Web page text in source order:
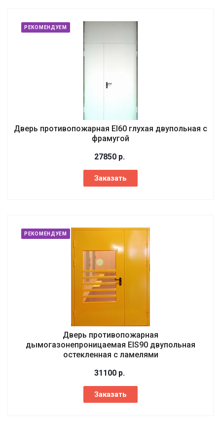
РЕКОМЕНДУЕМ
Дверь противопожарная EI60 глухая двупольная с
фрамугой
27850 р.
Заказать
РЕКОМЕНДУЕМ
Дверь противопожарная
дымогазонепроницаемая EIS90 двупольная
остекленная с ламелями
31100 р.
Заказать